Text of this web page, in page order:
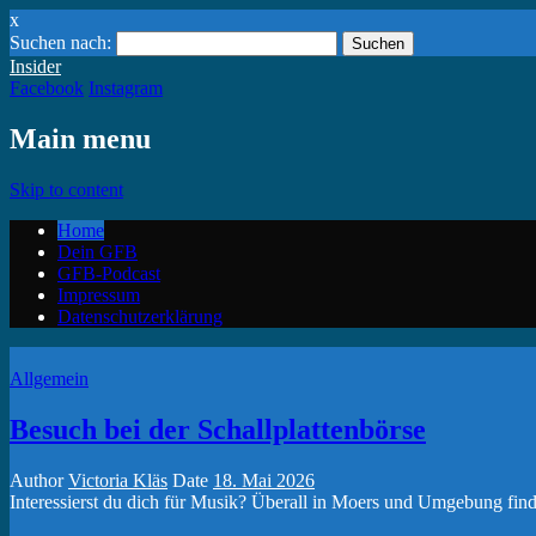
x
Suchen nach:
Insider
Facebook Instagram
Main menu
Skip to content
Home
Dein GFB
GFB-Podcast
Impressum
Datenschutzerklärung
Allgemein
Besuch bei der Schallplattenbörse
AuthorVictoria Kläs Date 18. Mai 2026
Interessierst du dich für Musik? Überall in Moers und Umgebung